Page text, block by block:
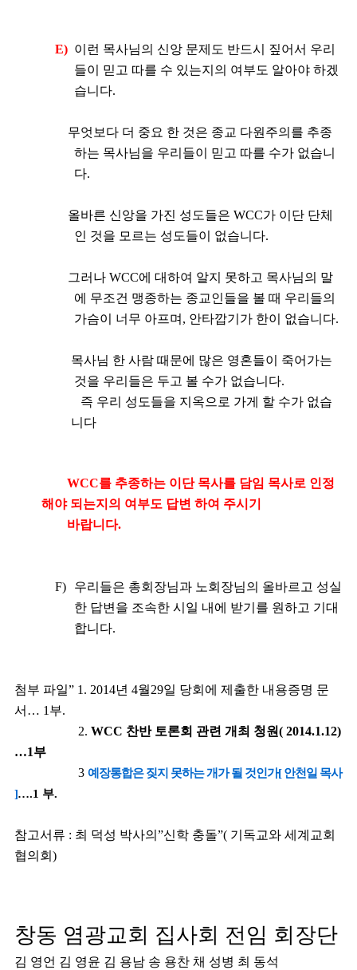
E) 이런 목사님의 신앙 문제도 반드시 짚어서 우리
들이 믿고 따를 수 있는지의 여부도 알아야 하겠
습니다.
무엇보다 더 중요 한 것은 종교 다원주의를 추종
하는 목사님을 우리들이 믿고 따를 수가 없습니
다.
올바른 신앙을 가진 성도들은 WCC가 이단 단체
인 것을 모르는 성도들이 없습니다.
그러나WCC에 대하여 알지 못하고 목사님의 말
에 무조건 맹종하는 종교인들을 볼 때 우리들의
가슴이 너무 아프며 , 안타깝기가 한이 없습니다.
목사님 한 사람 때문에 많은 영혼들이 죽어가는
것을 우리들은 두고 볼 수가 없습니다.
즉 우리 성도들을 지옥으로 가게 할 수가 없습
니다
WCC를 추종하는 이단 목사를 담임 목사로 인정
해야 되는지의 여부도 답변 하여 주시기
바랍니다.
F)
우리들은 총회장님과 노회장님의 올바르고 성실
한 답변을 조속한 시일 내에 받기를 원하고 기대
합니다.
첨부 파일” 1. 2014년 4월29일 당회에 제출한 내용증명 문
서 … 1 부.
2. WCC 찬반 토론회 관련 개최 청원( 2014.1.12)
…1부
3 예장통합은 짖지 못하는개가 될 것인가[안천일 목사
]….1 부.
참고서류 : 최 덕성 박사의 ”신학 충돌”( 기독교와 세계교회
협의회 )
창동 염광교회 집사회 전임 회장단
김 영언 김 영윤 김 용남 송 용찬 채 성병 최 동석